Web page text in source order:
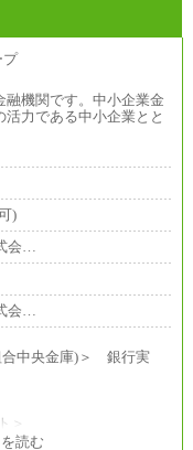
機関です。中小企業金
力である中小企業とと
)
会…
会…
合中央金庫)＞ 銀行実
＞
読む